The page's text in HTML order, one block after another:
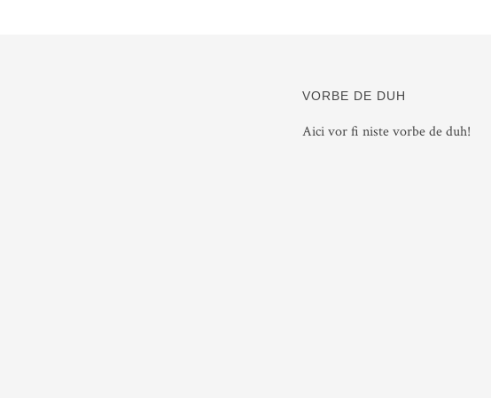
VORBE DE DUH
Aici vor fi niste vorbe de duh!